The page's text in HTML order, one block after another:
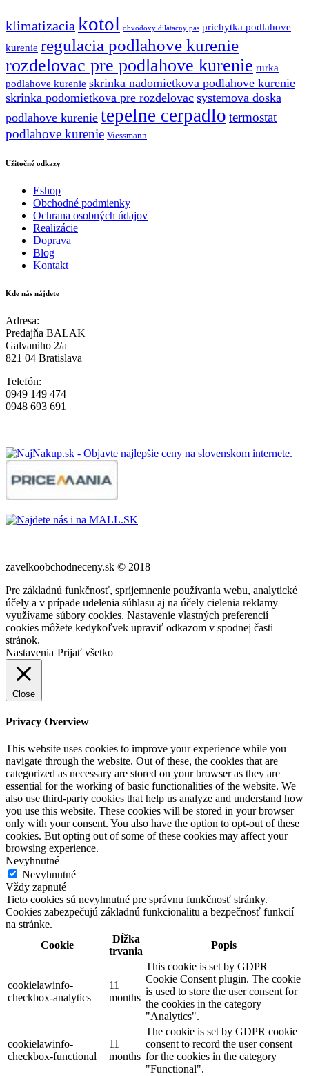
klimatizacia kotol obvodovy dilatacny pas prichytka podlahove
kurenie regulacia podlahove kurenie
rozdelovac pre podlahove kurenie rurka
podlahove kurenie skrinka nadomietkova podlahove kurenie
skrinka podomietkova pre rozdelovac systemova doska
podlahove kurenie tepelne cerpadlo termostat
podlahove kurenie Viessmann
Užitočné odkazy
Eshop
Obchodné podmienky
Ochrana osobných údajov
Realizácie
Doprava
Blog
Kontakt
Kde nás nájdete
Adresa:
Predajňa BALAK
Galvaniho 2/a
821 04 Bratislava
Telefón:
0949 149 474
0948 693 691
zavelkoobchodneceny.sk © 2018
Pre základnú funkčnosť, spríjemnenie používania webu, analytické
účely a v prípade udelenia súhlasu aj na účely cielenia reklamy
využívame súbory cookies. Nastavenie vlastných preferencií
cookies môžete kedykoľvek upraviť odkazom v spodnej časti
stránok.
Nastavenia Prijať všetko
Close
Privacy Overview
This website uses cookies to improve your experience while you
navigate through the website. Out of these, the cookies that are
categorized as necessary are stored on your browser as they are
essential for the working of basic functionalities of the website. We
also use third-party cookies that help us analyze and understand how
you use this website. These cookies will be stored in your browser
only with your consent. You also have the option to opt-out of these
cookies. But opting out of some of these cookies may affect your
browsing experience.
Nevyhnutné
Nevyhnutné
Vždy zapnuté
Tieto cookies sú nevyhnutné pre správnu funkčnosť stránky.
Cookies zabezpečujú základnú funkcionalitu a bezpečnosť funkcií
na stránke.
Cookie
Dĺžka
trvania
Popis
cookielawinfo-
checkbox-analytics
11
months
This cookie is set by GDPR
Cookie Consent plugin. The cookie
is used to store the user consent for
the cookies in the category
"Analytics".
cookielawinfo-
checkbox-functional
11
months
The cookie is set by GDPR cookie
consent to record the user consent
for the cookies in the category
"Functional".